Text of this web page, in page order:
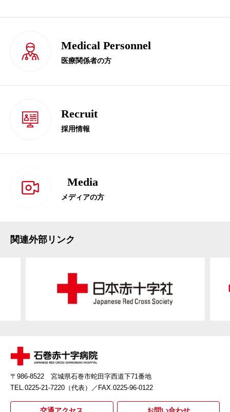
Medical Personnel
医療関係者の方
Recruit
採用情報
Media
メディアの方
関連外部リンク
〒986-8522 宮城県石巻市蛇田字西道下71番地
TEL.0225-21-7220（代表）
／FAX.0225-96-0122
交通アクセス お問い合わせ